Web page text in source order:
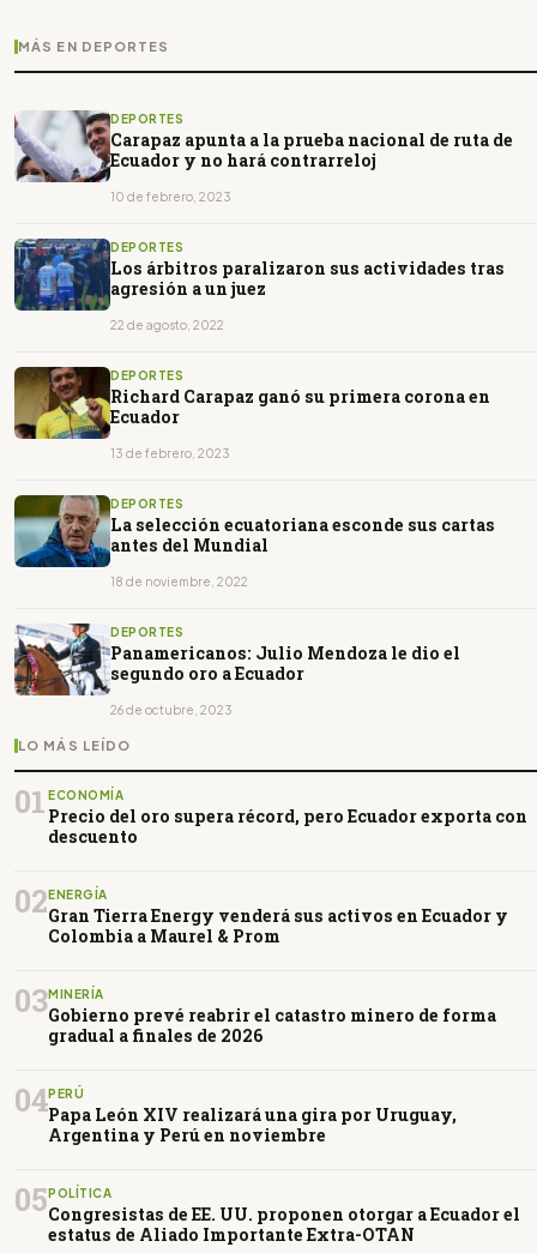
MÁS EN DEPORTES
DEPORTES
Carapaz apunta a la prueba nacional de ruta de
Ecuador y no hará contrarreloj
10 de febrero, 2023
DEPORTES
Los árbitros paralizaron sus actividades tras
agresión a un juez
22 de agosto, 2022
DEPORTES
Richard Carapaz ganó su primera corona en
Ecuador
13 de febrero, 2023
DEPORTES
La selección ecuatoriana esconde sus cartas
antes del Mundial
18 de noviembre, 2022
DEPORTES
Panamericanos: Julio Mendoza le dio el
segundo oro a Ecuador
26 de octubre, 2023
LO MÁS LEÍDO
01 ECONOMÍA
Precio del oro supera récord, pero Ecuador exporta con
descuento
02ENERGÍA
Gran Tierra Energy venderá sus activos en Ecuador y
Colombia a Maurel & Prom
03MINERÍA
Gobierno prevé reabrir el catastro minero de forma
gradual a finales de 2026
04PERÚ
Papa León XIV realizará una gira por Uruguay,
Argentina y Perú en noviembre
05POLÍTICA
Congresistas de EE. UU. proponen otorgar a Ecuador el
estatus de Aliado Importante Extra-OTAN